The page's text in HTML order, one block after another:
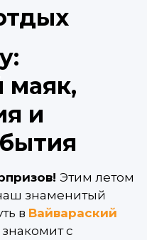
маяк,
и
Этим летом
знаменитый
в Вайвараский
с